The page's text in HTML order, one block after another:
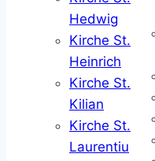
Hedwig
Kirche St.
Heinrich
Kirche St.
Kilian
Kirche St.
Laurentiu